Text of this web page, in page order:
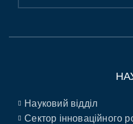
Науковий відділ
Сектор інноваційного